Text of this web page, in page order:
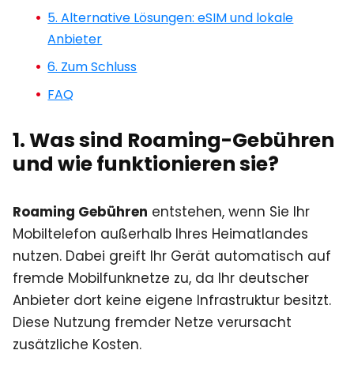
5. Alternative Lösungen: eSIM und lokale
Anbieter
6. Zum Schluss
FAQ
1. Was sind Roaming-Gebühren
und wie funktionieren sie?
Roaming Gebühren entstehen, wenn Sie Ihr
Mobiltelefon außerhalb Ihres Heimatlandes
nutzen. Dabei greift Ihr Gerät automatisch auf
fremde Mobilfunknetze zu, da Ihr deutscher
Anbieter dort keine eigene Infrastruktur besitzt.
Diese Nutzung fremder Netze verursacht
zusätzliche Kosten.